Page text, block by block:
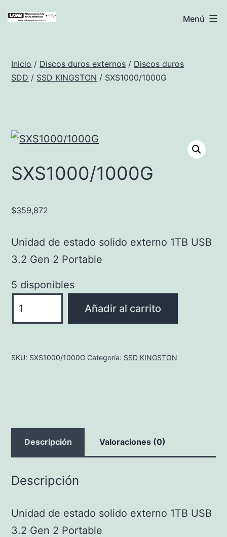
USB
Menú
Inicio / Discos duros externos / Discos duros
SDD / SSD KINGSTON / SXS1000/1000G
SXS1000/1000G
$359,872
Unidad de estado solido externo 1TB USB
3.2 Gen 2 Portable
5 disponibles
cantidad
Añadir al carrito
SKU: SXS1000/1000G Categoría: SSD KINGSTON
Descripción Valoraciones (0)
Descripción
Unidad de estado solido externo 1TB USB
3.2 Gen 2 Portable